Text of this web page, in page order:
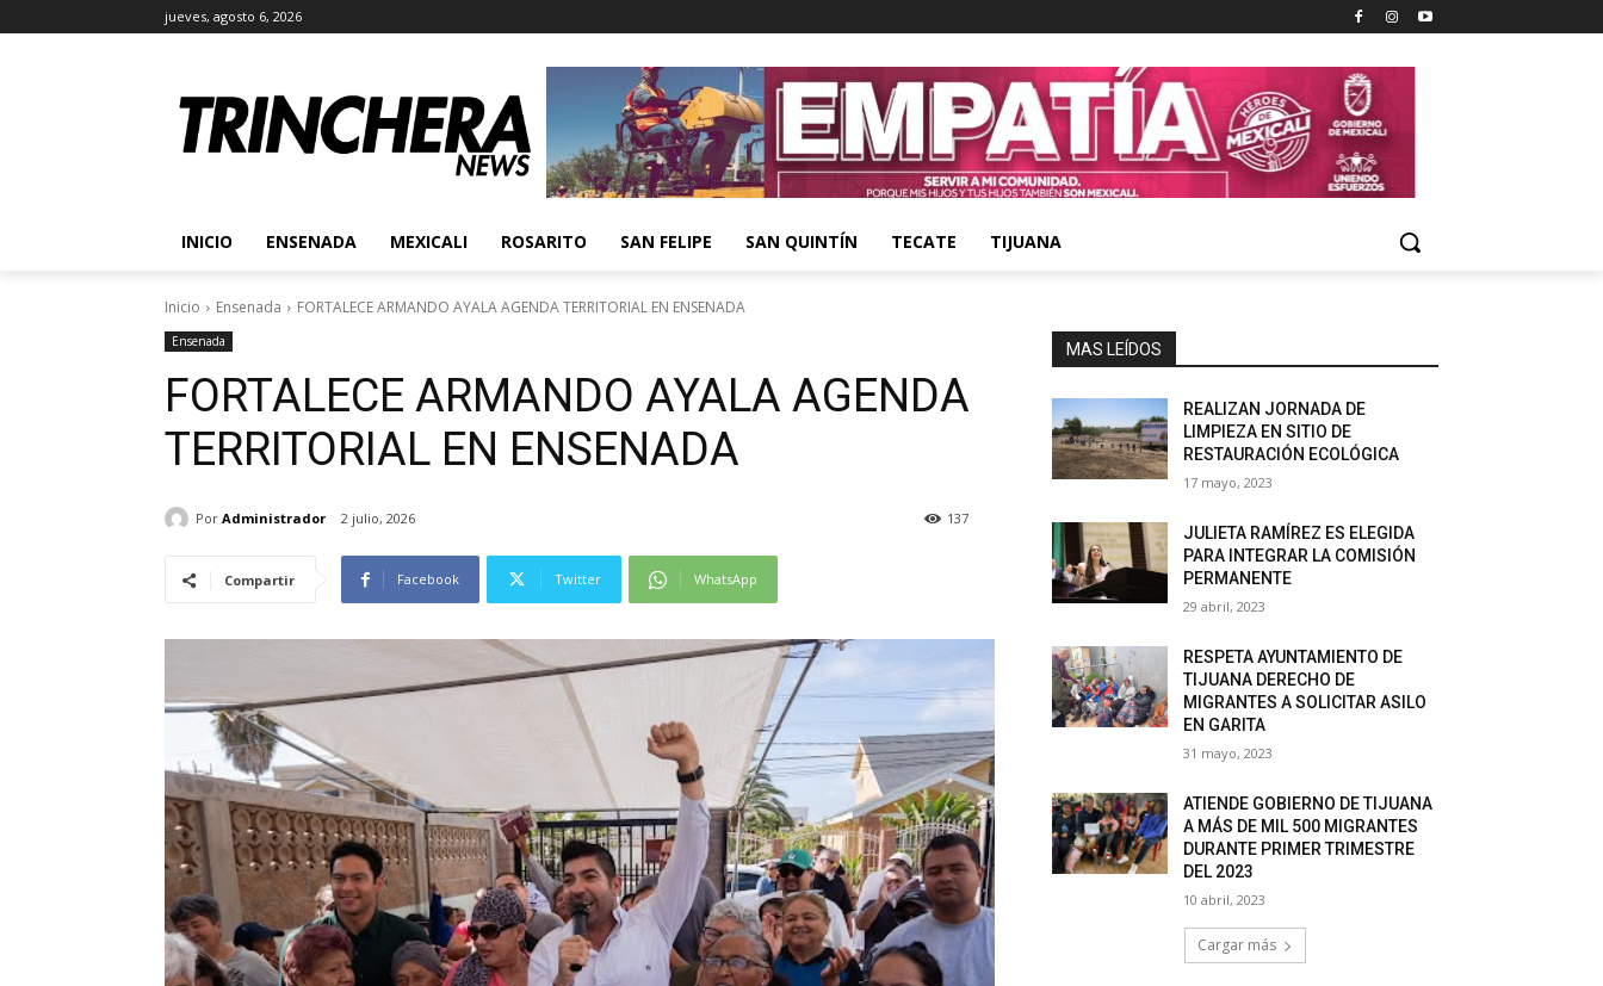
jueves, agosto 6, 2026
INICIO ENSENADA MEXICALI ROSARITO SAN FELIPE SAN QUINTÍN TECATE TIJUANA
Inicio Ensenada FORTALECE ARMANDO AYALA AGENDA TERRITORIAL EN ENSENADA
Ensenada
FORTALECE ARMANDO AYALA AGENDA
TERRITORIAL EN ENSENADA
Por Administrador 2 julio, 2026 137
Compartir Facebook Twitter WhatsApp
MAS LEÍDOS
REALIZAN JORNADA DE
LIMPIEZA EN SITIO DE
RESTAURACIÓN ECOLÓGICA
17 mayo, 2023
JULIETA RAMÍREZ ES ELEGIDA
PARA INTEGRAR LA COMISIÓN
PERMANENTE
29 abril, 2023
RESPETA AYUNTAMIENTO DE
TIJUANA DERECHO DE
MIGRANTES A SOLICITAR ASILO
EN GARITA
31 mayo, 2023
ATIENDE GOBIERNO DE TIJUANA
A MÁS DE MIL 500 MIGRANTES
DURANTE PRIMER TRIMESTRE
DEL 2023
10 abril, 2023
Cargar más